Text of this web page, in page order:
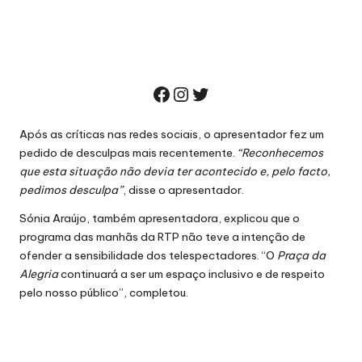
Facebook
Instagram
Twitter
Após as críticas nas redes sociais, o apresentador fez um
pedido de desculpas mais recentemente. “Reconhecemos
que esta situação não devia ter acontecido e, pelo facto,
pedimos desculpa”, disse o apresentador.
Sónia Araújo, também apresentadora, explicou que o
programa das manhãs da RTP não teve a intenção de
ofender a sensibilidade dos telespectadores. “O Praça da
Alegriacontinuará a ser um espaço inclusivo e de respeito
pelo nosso público”, completou.